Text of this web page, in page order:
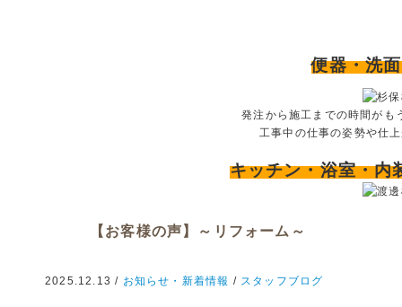
便器・洗
発注から施工までの時間がも
工事中の仕事の姿勢や仕
キッチン・浴室・内
【お客様の声】～リフォーム～
2025.12.13 / お知らせ・新着情報 / スタッフブログ